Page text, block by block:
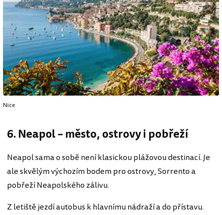
Nice
6. Neapol – město, ostrovy i pobřeží
Neapol sama o sobě není klasickou plážovou destinací. Je
ale skvělým výchozím bodem pro ostrovy, Sorrento a
pobřeží Neapolského zálivu.
Z letiště jezdí autobus k hlavnímu nádraží a do přístavu.